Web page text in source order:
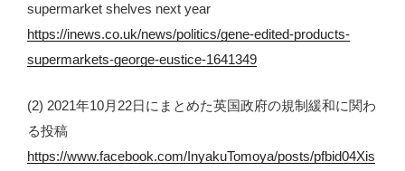
supermarket shelves next year
https://inews.co.uk/news/politics/gene-edited-products-
supermarkets-george-eustice-1641349
(2) 2021年10月22日にまとめた英国政府の規制緩和に関わ
る投稿
https://www.facebook.com/InyakuTomoya/posts/pfbid04Xis